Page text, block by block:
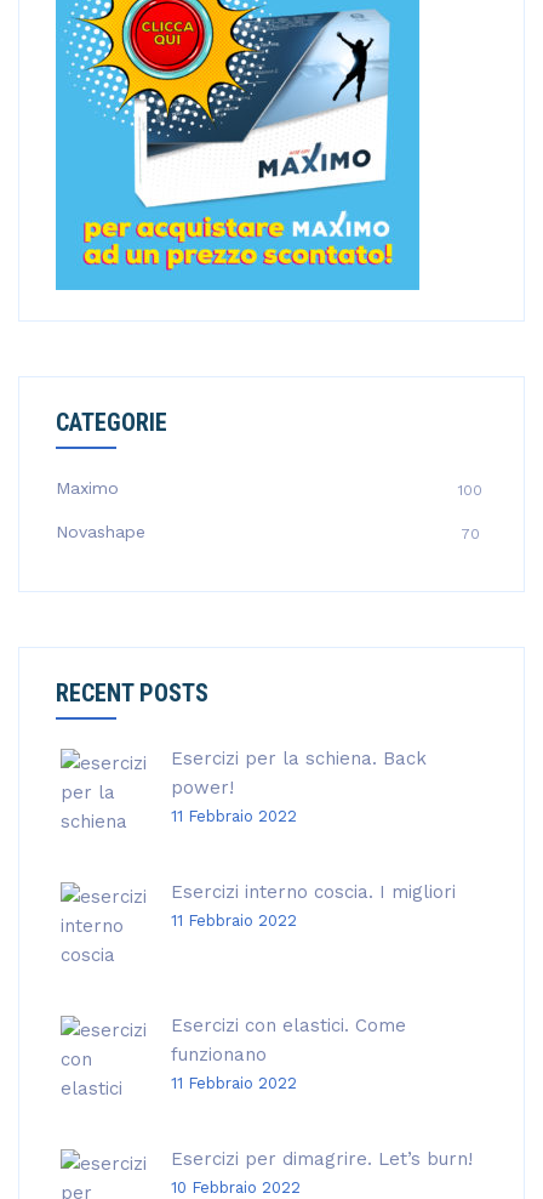
CATEGORIE
Maximo 100
Novashape 70
RECENT POSTS
Esercizi per la schiena. Back
power!
11 Febbraio 2022
Esercizi interno coscia. I migliori
11 Febbraio 2022
Esercizi con elastici. Come
funzionano
11 Febbraio 2022
Esercizi per dimagrire. Let’s burn!
10 Febbraio 2022